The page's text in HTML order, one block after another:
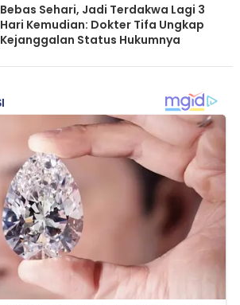
Bebas Sehari, Jadi Terdakwa Lagi 3
Hari Kemudian: Dokter Tifa Ungkap
Kejanggalan Status Hukumnya